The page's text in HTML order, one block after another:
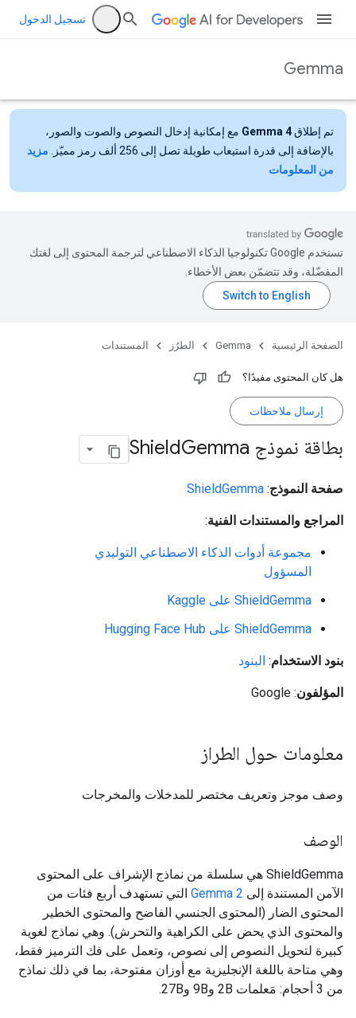
تسجيل الدخول
Gemma
تم إطلاق Gemma 4 مع إمكانية إدخال النصوص والصوت والصور،
بالإضافة إلى قدرة استيعاب طويلة تصل إلى 256 ألف رمز مميّز.
مزيد
من المعلومات
تستخدم Google تكنولوجيا الذكاء الاصطناعي لترجمة المحتوى إلى لغتك
المفضّلة، وقد تتضمّن بعض الأخطاء.
الصفحة الرئيسية Gemma الطرُز المستندات
هل كان المحتوى مفيدًا؟
إرسال ملاحظات
بطاقة نموذج Shield Gemma
صفحة النموذج:
ShieldGemma
المراجع والمستندات الفنية:
مجموعة أدوات الذكاء الاصطناعي التوليدي
المسؤول
ShieldGemma على Kaggle
ShieldGemma على Hugging Face Hub
بنود الاستخدام: البنود
المؤلفون: Google
معلومات حول الطراز
وصف موجز وتعريف مختصر للمدخلات والمخرجات
الوصف
ShieldGemma هي سلسلة من نماذج الإشراف على المحتوى
الآمن المستندة إلى Gemma 2 التي تستهدف أربع فئات من
المحتوى الضار (المحتوى الجنسي الفاضح والمحتوى الخطير
والمحتوى الذي يحض على الكراهية والتحرش). وهي نماذج لغوية
كبيرة لتحويل النصوص إلى نصوص، وتعمل على فك الترميز فقط،
وهي متاحة باللغة الإنجليزية مع أوزان مفتوحة، بما في ذلك نماذج
من 3 أحجام: مَعلمات 2B و9B و27B.